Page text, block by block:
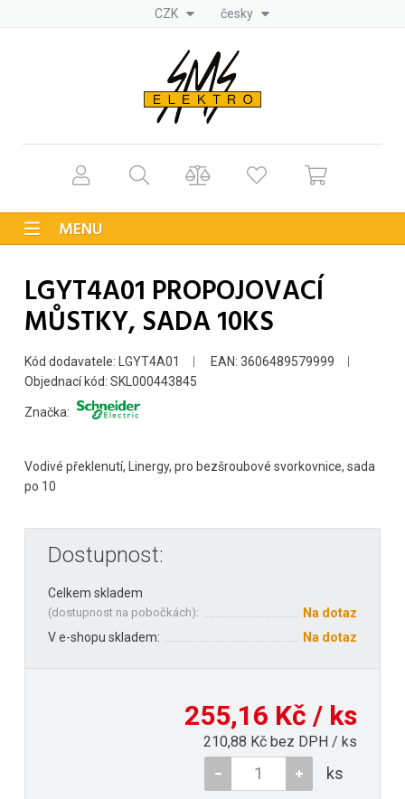
CZK česky
MENU
LGYT4A01 PROPOJOVACÍ
MŮSTKY, SADA 10KS
Kód dodavatele: LGYT4A01
EAN: 3606489579999
Objednací kód: SKL000443845
Značka:
Vodivé překlenutí, Linergy, pro bezšroubové svorkovnice, sada
po 10
Dostupnost:
Celkem skladem
(dostupnost na pobočkách):
Na dotaz
V e-shopu skladem:
Na dotaz
255,16 Kč / ks
210,88 Kč bez DPH / ks
ks